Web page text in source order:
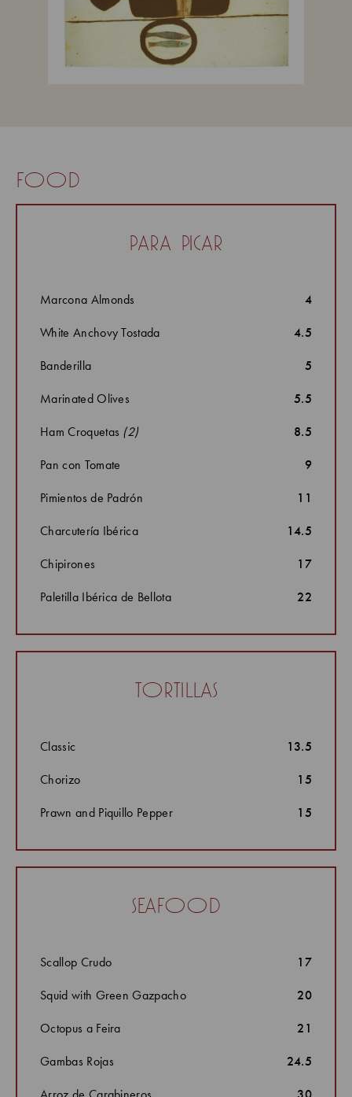
food
para picar
Marcona Almonds
4
White Anchovy Tostada
4.5
Banderilla
5
Marinated Olives
5.5
Ham Croquetas (2)
8.5
Pan con Tomate
9
Pimientos de Padrón
11
Charcutería Ibérica
14.5
Chipirones
17
Paletilla Ibérica de Bellota
22
tortillas
Classic
13.5
Chorizo
15
Prawn and Piquillo Pepper
15
seafood
Scallop Crudo
17
Squid with Green Gazpacho
20
Octopus a Feira
21
Gambas Rojas
24.5